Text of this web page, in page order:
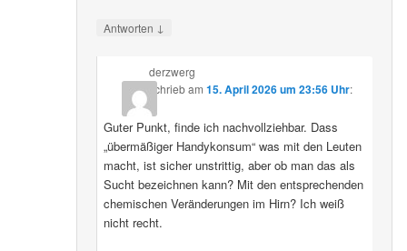
Antworten ↓
derzwerg
schriebam 15. April 2026 um 23:56 Uhr:
Guter Punkt, finde ich nachvollziehbar. Dass
„übermäßiger Handykonsum“ was mit den Leuten
macht, ist sicher unstrittig, aber ob man das als
Sucht bezeichnen kann? Mit den entsprechenden
chemischen Veränderungen im Hirn? Ich weiß
nicht recht.